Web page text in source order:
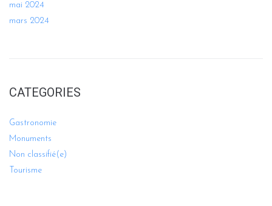
mai 2024
mars 2024
CATEGORIES
Gastronomie
Monuments
Non classifié(e)
Tourisme